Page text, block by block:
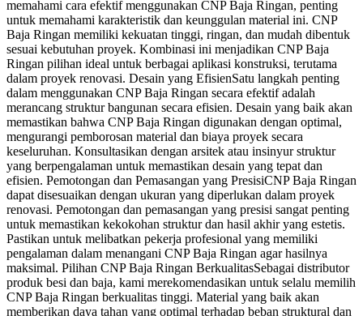
memahami cara efektif menggunakan CNP Baja Ringan, penting
untuk memahami karakteristik dan keunggulan material ini. CNP
Baja Ringan memiliki kekuatan tinggi, ringan, dan mudah dibentuk
sesuai kebutuhan proyek. Kombinasi ini menjadikan CNP Baja
Ringan pilihan ideal untuk berbagai aplikasi konstruksi, terutama
dalam proyek renovasi. Desain yang EfisienSatu langkah penting
dalam menggunakan CNP Baja Ringan secara efektif adalah
merancang struktur bangunan secara efisien. Desain yang baik akan
memastikan bahwa CNP Baja Ringan digunakan dengan optimal,
mengurangi pemborosan material dan biaya proyek secara
keseluruhan. Konsultasikan dengan arsitek atau insinyur struktur
yang berpengalaman untuk memastikan desain yang tepat dan
efisien. Pemotongan dan Pemasangan yang PresisiCNP Baja Ringan
dapat disesuaikan dengan ukuran yang diperlukan dalam proyek
renovasi. Pemotongan dan pemasangan yang presisi sangat penting
untuk memastikan kekokohan struktur dan hasil akhir yang estetis.
Pastikan untuk melibatkan pekerja profesional yang memiliki
pengalaman dalam menangani CNP Baja Ringan agar hasilnya
maksimal. Pilihan CNP Baja Ringan BerkualitasSebagai distributor
produk besi dan baja, kami merekomendasikan untuk selalu memilih
CNP Baja Ringan berkualitas tinggi. Material yang baik akan
memberikan daya tahan yang optimal terhadap beban struktural dan